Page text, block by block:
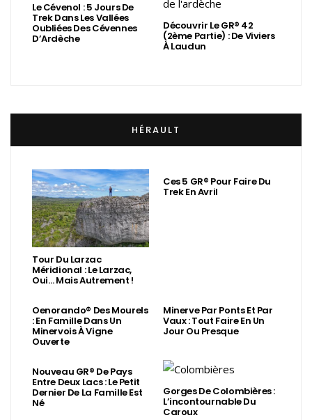
Le Cévenol : 5 Jours De
Trek Dans Les Vallées
Oubliées Des Cévennes
D’Ardèche
Découvrir Le GR® 42
(2ème Partie) : De Viviers
À Laudun
HÉRAULT
Tour Du Larzac
Méridional : Le Larzac,
Oui… Mais Autrement !
Ces 5 GR® Pour Faire Du
Trek En Avril
Oenorando® Des Mourels
: En Famille Dans Un
Minervois À Vigne
Ouverte
Minerve Par Ponts Et Par
Vaux : Tout Faire En Un
Jour Ou Presque
Nouveau GR® De Pays
Entre Deux Lacs : Le Petit
Dernier De La Famille Est
Né
Gorges De Colombières :
L’incontournable Du
Caroux